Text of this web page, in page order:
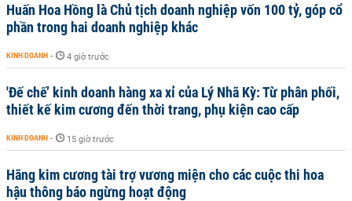
Huấn Hoa Hồng là Chủ tịch doanh nghiệp vốn 100 tỷ, góp cổ
phần trong hai doanh nghiệp khác
KINH DOANH - 4 giờ trước
'Đế chế’ kinh doanh hàng xa xỉ của Lý Nhã Kỳ: Từ phân phối,
thiết kế kim cương đến thời trang, phụ kiện cao cấp
KINH DOANH - 15 giờ trước
Hãng kim cương tài trợ vương miện cho các cuộc thi hoa
hậu thông báo ngừng hoạt động